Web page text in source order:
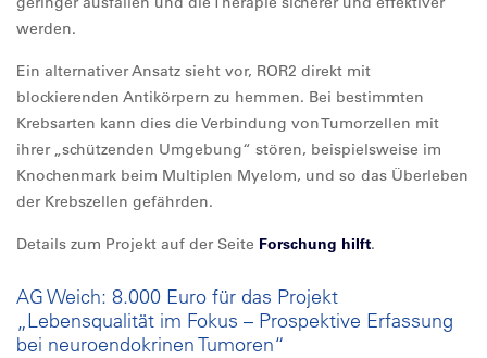
werden.
Ein alternativer Ansatz sieht vor, ROR2 direkt mit
blockierenden Antikörpern zu hemmen. Bei bestimmten
Krebsarten kann dies die Verbindung von Tumorzellen mit
ihrer „schützenden Umgebung“ stören, beispielsweise im
Knochenmark beim Multiplen Myelom, und so das Überleben
der Krebszellen gefährden.
Details zum Projekt auf der Seite Forschung hilft.
AG Weich: 8.000 Euro für das Projekt
„Lebensqualität im Fokus – Prospektive Erfassung
bei neuroendokrinen Tumoren“